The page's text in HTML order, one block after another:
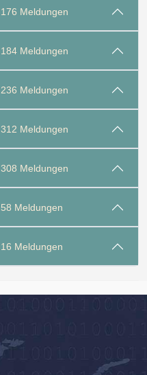
176 Meldungen
184 Meldungen
236 Meldungen
312 Meldungen
308 Meldungen
58 Meldungen
16 Meldungen